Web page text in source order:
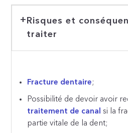
Risques et
traiter
Fracture dentaire;
Possibilité de devoir avoir
traitement de canal si la
partie vitale de la dent;